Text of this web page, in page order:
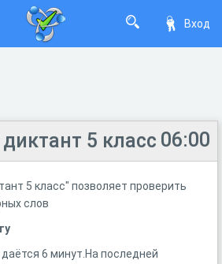
Вход
06:00
5 класс
5 класс" позволяет проверить
слов
6 минут.На последней